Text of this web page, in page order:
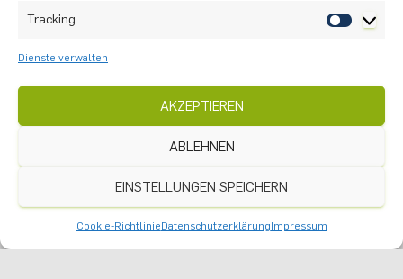
Tracking
Dienste verwalten
AKZEPTIEREN
ABLEHNEN
EINSTELLUNGEN SPEICHERN
Cookie-RichtlinieDatenschutzerklärungImpressum
spannenden interkulturellen Modul zu
VORIGER